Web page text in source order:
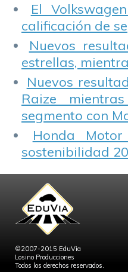
El
calificación de
Nuevos
estrellas,
Nuevos
Raize
segmento con
Honda
sostenibilidad
©2007-2015 EduVia
Losino Producciones
Todos los derechos reservados.